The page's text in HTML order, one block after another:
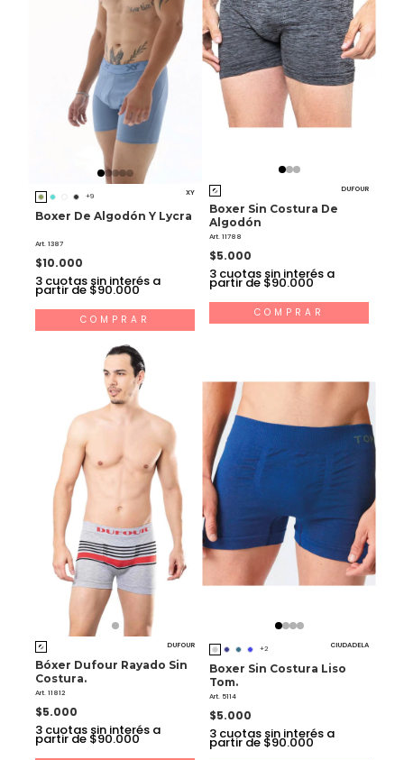
+9 XY
Boxer De Algodón Y Lycra
Art. 1387
$10.000
3 cuotas sin interés a
partir de $90.000
COMPRAR
DUFOUR
Boxer Sin Costura De
Algodón
Art. 11788
$5.000
3 cuotas sin interés a
partir de $90.000
COMPRAR
DUFOUR
Bóxer Dufour Rayado Sin
Costura.
Art. 11812
$5.000
3 cuotas sin interés a
partir de $90.000
+2 CIUDADELA
Boxer Sin Costura Liso
Tom.
Art. 5114
$5.000
3 cuotas sin interés a
partir de $90.000